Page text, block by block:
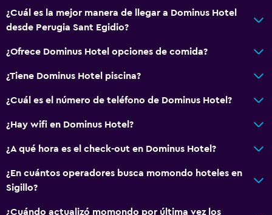
¿Cuál es la mejor manera de llegar a Dominus Hotel
desde Perugia Sant Egidio?
¿Ofrece Dominus Hotel opciones de comida?
¿Tiene Dominus Hotel piscina?
¿Cuál es el número de teléfono de Dominus Hotel?
¿Hay wifi en Dominus Hotel?
¿A qué hora es el check-out en Dominus Hotel?
¿En cuántos operadores busca momondo hoteles en
Sigillo?
¿Cuándo actualizó momondo por última vez los